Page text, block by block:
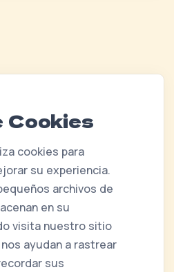
Cookies
cookies para
su experiencia.
archivos de
en su
visita nuestro sitio
ayudan a rastrear
sus